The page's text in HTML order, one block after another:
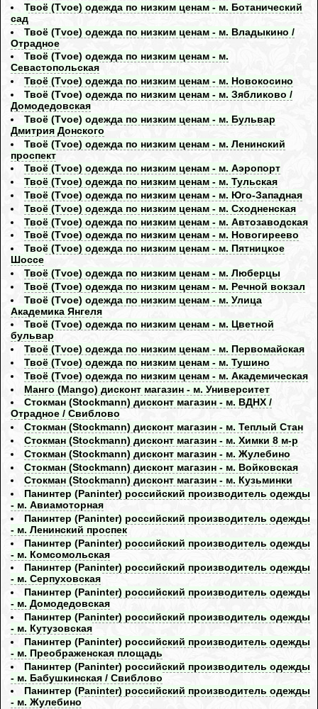
Твоё (Tvoe) одежда по низким ценам - м. Ботанический
сад
Твоё (Tvoe) одежда по низким ценам - м. Владыкино /
Отрадное
Твоё (Tvoe) одежда по низким ценам - м.
Севастопольская
Твоё (Tvoe) одежда по низким ценам - м. Новокосино
Твоё (Tvoe) одежда по низким ценам - м. Зябликово /
Домодедовская
Твоё (Tvoe) одежда по низким ценам - м. Бульвар
Дмитрия Донского
Твоё (Tvoe) одежда по низким ценам - м. Ленинский
проспект
Твоё (Tvoe) одежда по низким ценам - м. Аэропорт
Твоё (Tvoe) одежда по низким ценам - м. Тульская
Твоё (Tvoe) одежда по низким ценам - м. Юго-Западная
Твоё (Tvoe) одежда по низким ценам - м. Сходненская
Твоё (Tvoe) одежда по низким ценам - м. Автозаводская
Твоё (Tvoe) одежда по низким ценам - м. Новогиреево
Твоё (Tvoe) одежда по низким ценам - м. Пятницкое
Шоссе
Твоё (Tvoe) одежда по низким ценам - м. Люберцы
Твоё (Tvoe) одежда по низким ценам - м. Речной вокзал
Твоё (Tvoe) одежда по низким ценам - м. Улица
Академика Янгеля
Твоё (Tvoe) одежда по низким ценам - м. Цветной
бульвар
Твоё (Tvoe) одежда по низким ценам - м. Первомайская
Твоё (Tvoe) одежда по низким ценам - м. Тушино
Твоё (Tvoe) одежда по низким ценам - м. Академическая
Манго (Mango) дисконт магазин - м. Университет
Стокман (Stockmann) дисконт магазин - м. ВДНХ /
Отрадное / Свиблово
Стокман (Stockmann) дисконт магазин - м. Теплый Стан
Стокман (Stockmann) дисконт магазин - м. Химки 8 м-р
Стокман (Stockmann) дисконт магазин - м. Жулебино
Стокман (Stockmann) дисконт магазин - м. Войковская
Стокман (Stockmann) дисконт магазин - м. Кузьминки
Панинтер (Paninter) российский производитель одежды
- м. Авиамоторная
Панинтер (Paninter) российский производитель одежды
- м. Ленинский проспек
Панинтер (Paninter) российский производитель одежды
- м. Комсомольская
Панинтер (Paninter) российский производитель одежды
- м. Серпуховская
Панинтер (Paninter) российский производитель одежды
- м. Домодедовская
Панинтер (Paninter) российский производитель одежды
- м. Кутузовская
Панинтер (Paninter) российский производитель одежды
- м. Преображенская площадь
Панинтер (Paninter) российский производитель одежды
- м. Бабушкинская / Свиблово
Панинтер (Paninter) российский производитель одежды
- м. Жулебино